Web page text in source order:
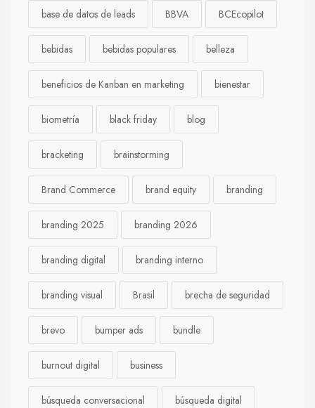
base de datos de leads BBVA BCEcopilot
bebidas bebidas populares belleza
beneficios de Kanban en marketing bienestar
biometría black friday blog
bracketing brainstorming
Brand Commerce brand equity branding
branding 2025 branding 2026
branding digital branding interno
branding visual Brasil brecha de seguridad
brevo bumper ads bundle
burnout digital business
búsqueda conversacional búsqueda digital